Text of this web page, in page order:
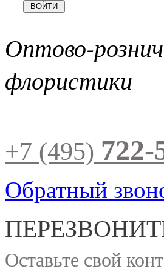
Оптово-
флористики
+7 (495) 722-
Обратный
Оставьте свой